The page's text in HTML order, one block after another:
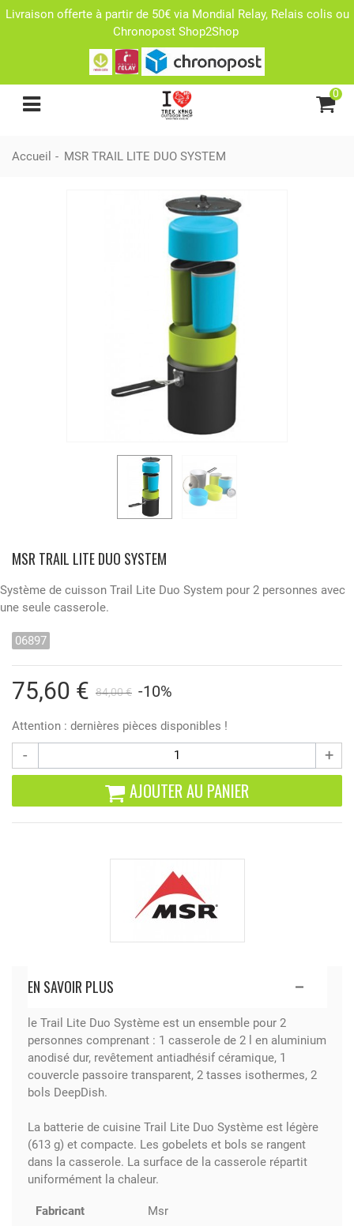
Livraison offerte à partir de 50€ via Mondial Relay, Relais colis ou
Chronopost Shop2Shop
0
Accueil - MSR TRAIL LITE DUO SYSTEM
MSR TRAIL LITE DUO SYSTEM
Système de cuisson Trail Lite Duo System pour 2 personnes avec
une seule casserole.
06897
75,60 € 84,00 € -10%
Attention : dernières pièces disponibles !
- +
AJOUTER AU PANIER
EN SAVOIR PLUS
le Trail Lite Duo Système est un ensemble pour 2
personnes comprenant : 1 casserole de 2 l en aluminium
anodisé dur, revêtement antiadhésif céramique, 1
couvercle passoire transparent, 2 tasses isothermes, 2
bols DeepDish.
La batterie de cuisine Trail Lite Duo Système est légère
(613 g) et compacte. Les gobelets et bols se rangent
dans la casserole. La surface de la casserole répartit
uniformément la chaleur.
Fabricant Msr